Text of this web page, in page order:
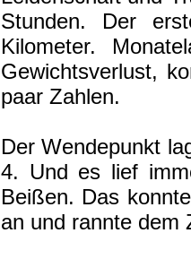
Stunden. Der
Kilometer.
Gewichtsverlust,
paar Zahlen.
Der Wendepunkt
4. Und es lief
Beißen. Das
an und rannte dem